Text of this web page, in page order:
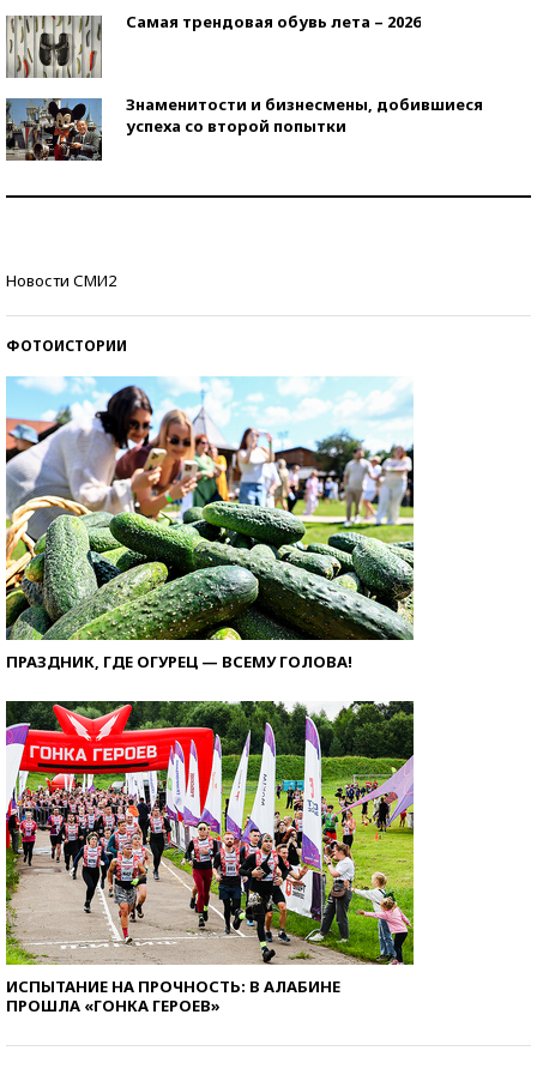
Самая трендовая обувь лета – 2026
Знаменитости и бизнесмены, добившиеся
успеха со второй попытки
Новости СМИ2
ФОТОИСТОРИИ
ПРАЗДНИК, ГДЕ ОГУРЕЦ — ВСЕМУ ГОЛОВА!
ИСПЫТАНИЕ НА ПРОЧНОСТЬ: В АЛАБИНЕ
ПРОШЛА «ГОНКА ГЕРОЕВ»